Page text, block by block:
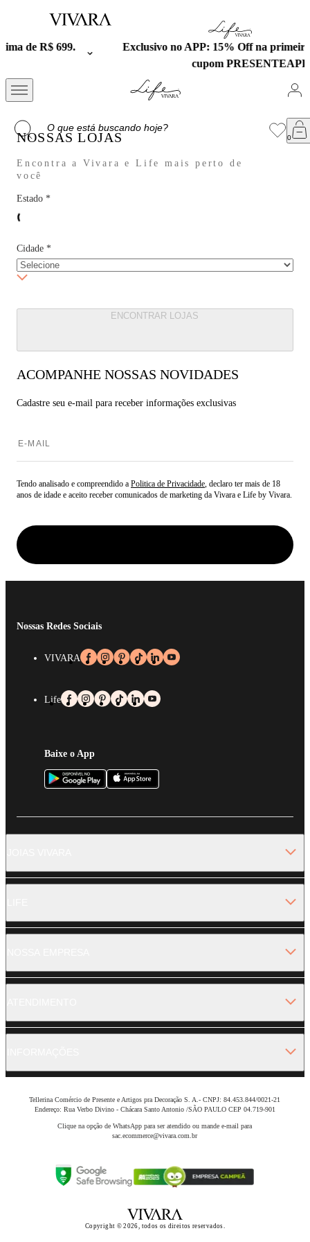
Exclusivo no APP: 15% Off na primeira compra com o
cupom PRESENTEAPP.
NOSSAS LOJAS
Encontra a Vivara e Life mais perto de
você
Estado *
Cidade *
ENCONTRAR LOJAS
ACOMPANHE NOSSAS NOVIDADES
Cadastre seu e-mail para receber informações exclusivas
Tendo analisado e compreendido a Politica de Privacidade, declaro ter mais de 18
anos de idade e aceito receber comunicados de marketing da Vivara e Life by Vivara.
Nossas Redes Sociais
VIVARA
Life
Baixe o App
Tellerina Comércio de Presente e Artigos pra Decoração S. A.- CNPJ: 84.453.844/0021-21
Endereço: Rua Verbo Divino - Chácara Santo Antonio /SÃO PAULO CEP 04.719-901
Clique na opção de WhatsApp para ser atendido ou mande e-mail para
sac.ecommerce@vivara.com.br
Copyright © 2026, todos os direitos reservados.